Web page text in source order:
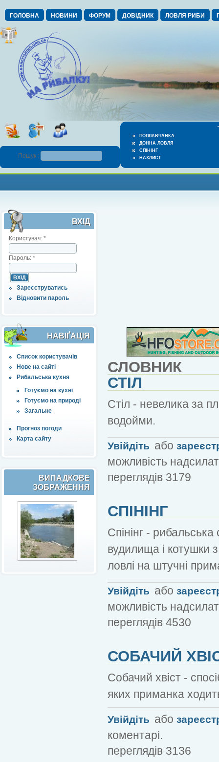
ГОЛОВНА НОВИНИ ФОРУМ ДОВІДНИК ЛОВЛЯ РИБИ
ПОПЛАВЧАНКА
ДОННА ЛОВЛЯ
СПІНІНГ
НАХЛИСТ
Пошук :
ВХІД
Користувач: *
Пароль: *
Зареєструватись
Відновити пароль
НАВІҐАЦІЯ
Список користувачів
Нове на сайті
Рибальська кухня
Готуємо на кухні
Готуємо на природі
Загальне
Прогноз погоди
Карта сайту
ВИПАДКОВЕ
ЗОБРАЖЕННЯ
СЛОВНИК
СТІЛ
Стіл - невелика за
водойми.
Увійдіть або
можливість
переглядів 3179
СПІНІНГ
Спінінг -
вудилища і котушки
ловлі на штучні
Увійдіть або
можливість
переглядів 4530
СОБАЧИЙ
Собачий хвіст -
яких приманка
Увійдіть або
коментарі.
переглядів 3136